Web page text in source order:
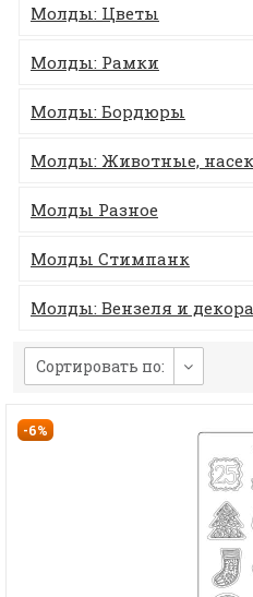
Молды: Цветы
Молды: Рамки
Молды: Бордюры
Молды: Животные,
Молды Разное
Молды Стимпанк
Молды: Вензеля и
Сортировать по:
-6%